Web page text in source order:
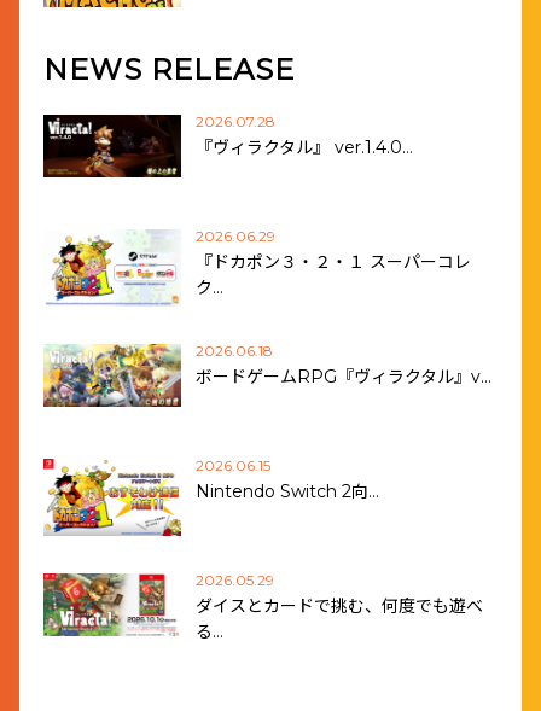
NEWS RELEASE
2026.07.28
『ヴィラクタル』 ver.1.4.0…
2026.06.29
『ドカポン３・２・１ スーパーコレ
ク…
2026.06.18
ボードゲームRPG『ヴィラクタル』v…
2026.06.15
Nintendo Switch 2向…
2026.05.29
ダイスとカードで挑む、何度でも遊べ
る…